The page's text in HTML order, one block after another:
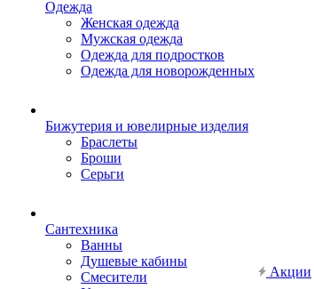
Одежда
Женская одежда
Мужская одежда
Одежда для подростков
Одежда для новорожденных
Бижутерия и ювелирные изделия
Браслеты
Броши
Серьги
Сантехника
Ванны
Душевые кабины
Смесители
Акции